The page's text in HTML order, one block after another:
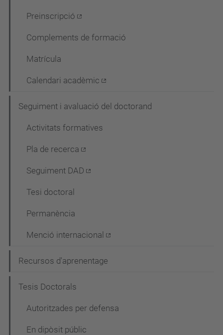
Preinscripció
Complements de formació
Matrícula
Calendari acadèmic
Seguiment i avaluació del doctorand
Activitats formatives
Pla de recerca
Seguiment DAD
Tesi doctoral
Permanència
Menció internacional
Recursos d'aprenentage
Tesis Doctorals
Autoritzades per defensa
En dipòsit públic